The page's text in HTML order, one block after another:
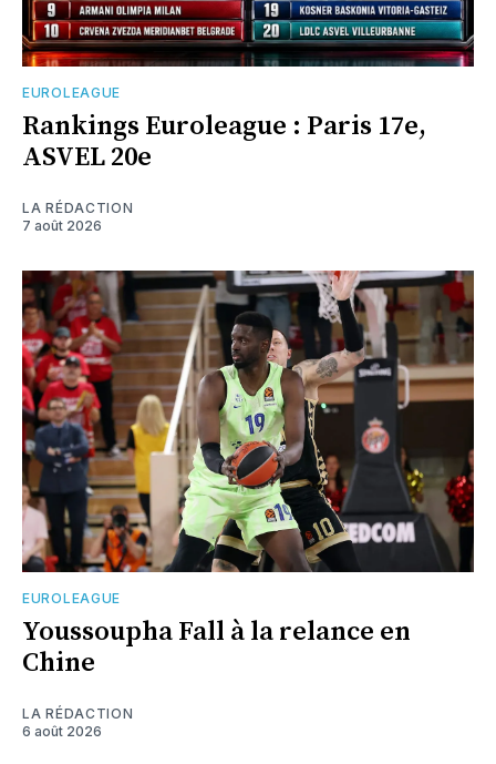
EUROLEAGUE
Rankings Euroleague : Paris 17e,
ASVEL 20e
LA RÉDACTION
7 août 2026
EUROLEAGUE
Youssoupha Fall à la relance en
Chine
LA RÉDACTION
6 août 2026